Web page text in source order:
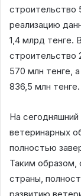
строительство
реализацию
1,4 млрд тенге.
строительство
570 млн тенге,
836,5 млн тенге.
На
ветеринарных
полностью
Таким образом,
страны,
развитию